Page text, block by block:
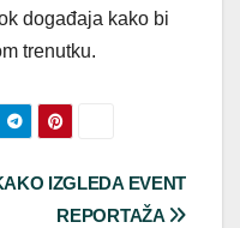
događaja kako bi
trenutku.
IZGLEDA EVENT
REPORTAŽA